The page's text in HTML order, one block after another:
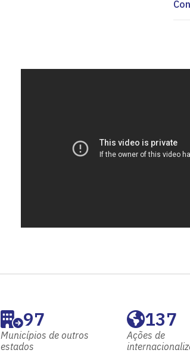
97
Municípios de outros
estados
137
Ações de